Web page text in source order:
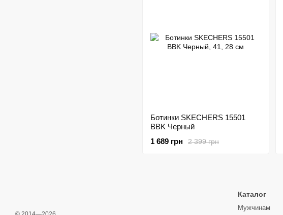
Ботинки SKECHERS 15501
BBK Черный
2 399 грн
1 689 грн
Каталог
Мужчинам